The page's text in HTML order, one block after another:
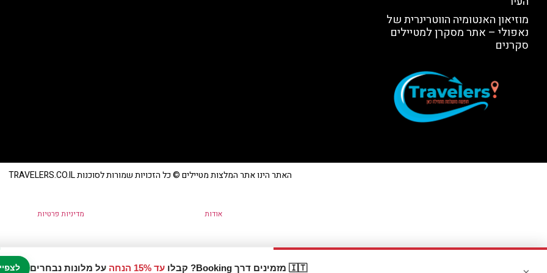
🇮🇹 מזמינים דרך Booking? קבלו עד 15% הנחה על מלונות נבחרים
מוזיאון האנטומיה הווטרינרית של
נאפולי – אתר מסקרן למטיילים
סקרנים
האתר הינו אתר המלצות מטיילים © כל הזכויות שמורות לסוכנות TRAVELERS.CO.IL
אודות מדיניות פרטיות